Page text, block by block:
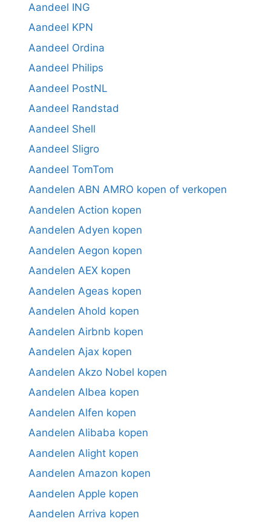
Aandeel ING
Aandeel KPN
Aandeel Ordina
Aandeel Philips
Aandeel PostNL
Aandeel Randstad
Aandeel Shell
Aandeel Sligro
Aandeel TomTom
Aandelen ABN AMRO kopen of verkopen
Aandelen Action kopen
Aandelen Adyen kopen
Aandelen Aegon kopen
Aandelen AEX kopen
Aandelen Ageas kopen
Aandelen Ahold kopen
Aandelen Airbnb kopen
Aandelen Ajax kopen
Aandelen Akzo Nobel kopen
Aandelen Albea kopen
Aandelen Alfen kopen
Aandelen Alibaba kopen
Aandelen Alight kopen
Aandelen Amazon kopen
Aandelen Apple kopen
Aandelen Arriva kopen